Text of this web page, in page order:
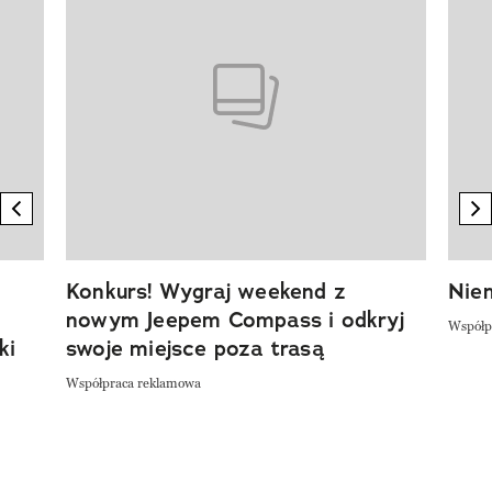
previous element
Konkurs! Wygraj weekend z
nowym Jeepem Compass i odkryj
swoje miejsce poza trasą
Współpraca reklamowa